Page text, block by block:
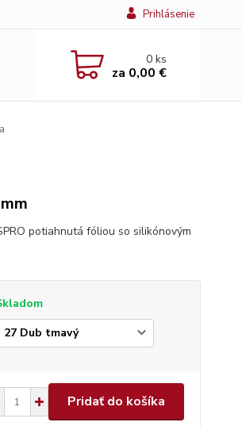
Prihlásenie
0ks
za 0,00 €
potiahnutá fóliou so silikónovým
Pridať do košíka